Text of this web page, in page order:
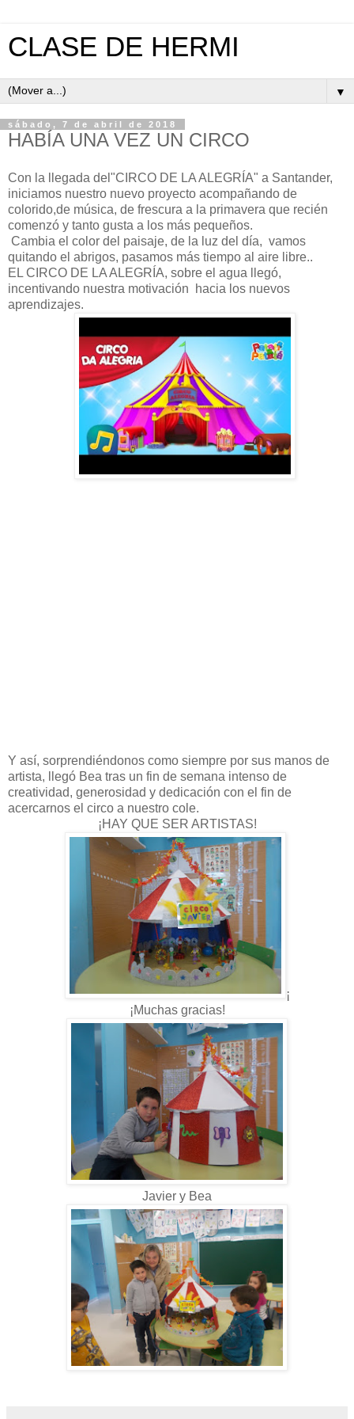
CLASE DE HERMI
▼
sábado, 7 de abril de 2018
HABÍA UNA VEZ UN CIRCO
Con la llegada del"CIRCO DE LA ALEGRÍA" a Santander,
iniciamos nuestro nuevo proyecto acompañando de
colorido,de música, de frescura a la primavera que recién
comenzó y tanto gusta a los más pequeños.
Cambia el color del paisaje, de la luz del día, vamos
quitando el abrigos, pasamos más tiempo al aire libre..
EL CIRCO DE LA ALEGRÍA, sobre el agua llegó,
incentivando nuestra motivación hacia los nuevos
aprendizajes.
Y así, sorprendiéndonos como siempre por sus manos de
artista, llegó Bea tras un fin de semana intenso de
creatividad, generosidad y dedicación con el fin de
acercarnos el circo a nuestro cole.
¡HAY QUE SER ARTISTAS!
¡
¡Muchas gracias!
Javier y Bea